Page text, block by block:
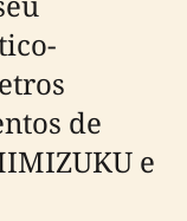
de
e